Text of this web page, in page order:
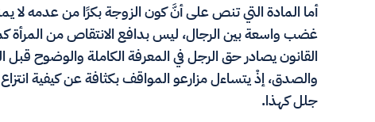
أما المادة التي تنص على أنَّ كون الزوجة بكرًا من عدمه
غضب واسعة بين الرجال، ليس بدافع الانتقاص من المرأة
القانون يصادر حق الرجل في المعرفة الكاملة والوضوح
والصدق، إذْ يتساءل مزارعو المواقف بكثافة عن كيفية
جلل كهذا.